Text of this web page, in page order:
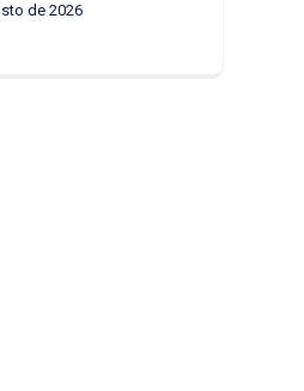
de 2026